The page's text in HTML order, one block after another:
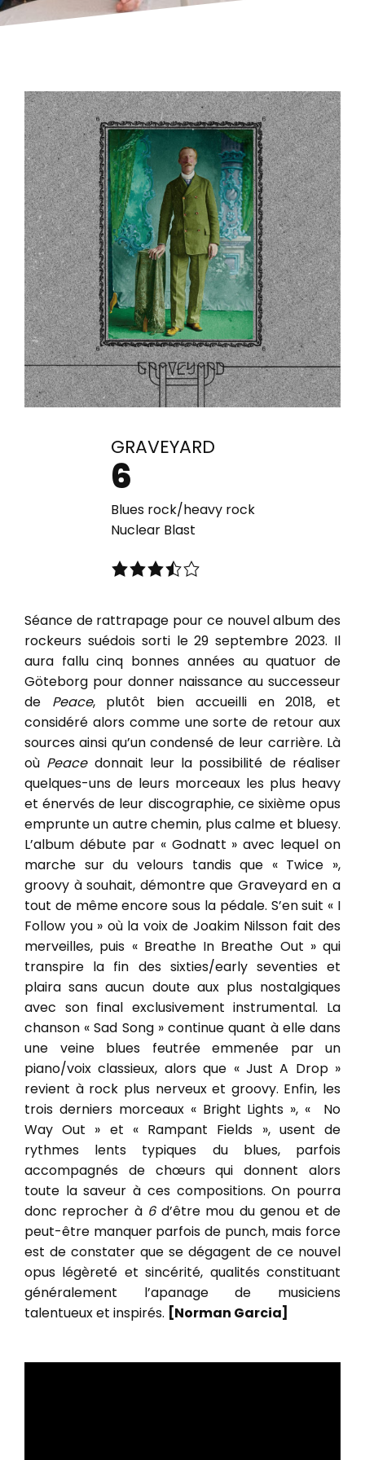
GRAVEYARD
6
Blues rock/heavy rock
Nuclear Blast
Séance de rattrapage pour ce nouvel album des
rockeurs suédois sorti le 29 septembre 2023. Il
aura fallu cinq bonnes années au quatuor de
Göteborg pour donner naissance au successeur
de Peace, plutôt bien accueilli en 2018, et
considéré alors comme une sorte de retour aux
sources ainsi qu’un condensé de leur carrière. Là
où Peacedonnait leur la possibilité de réaliser
quelques-uns de leurs morceaux les plus heavy
et énervés de leur discographie, ce sixième opus
emprunte un autre chemin, plus calme et bluesy.
L’album débute par « Godnatt » avec lequel on
marche sur du velours tandis que « Twice »,
groovy à souhait, démontre que Graveyard en a
tout de même encore sous la pédale. S’en suit « I
Follow you » où la voix de Joakim Nilsson fait des
merveilles, puis « Breathe In Breathe Out » qui
transpire la fin des sixties/early seventies et
plaira sans aucun doute aux plus nostalgiques
avec son final exclusivement instrumental. La
chanson « Sad Song » continue quant à elle dans
une veine blues feutrée emmenée par un
piano/voix classieux, alors que « Just A Drop »
revient à rock plus nerveux et groovy. Enfin, les
trois derniers morceaux « Bright Lights », « No
Way Out » et « Rampant Fields », usent de
rythmes lents typiques du blues, parfois
accompagnés de chœurs qui donnent alors
toute la saveur à ces compositions. On pourra
donc reprocher à 6d’être mou du genou et de
peut-être manquer parfois de punch, mais force
est de constater que se dégagent de ce nouvel
opus légèreté et sincérité, qualités constituant
généralement l’apanage de musiciens
talentueux et inspirés. [Norman Garcia]